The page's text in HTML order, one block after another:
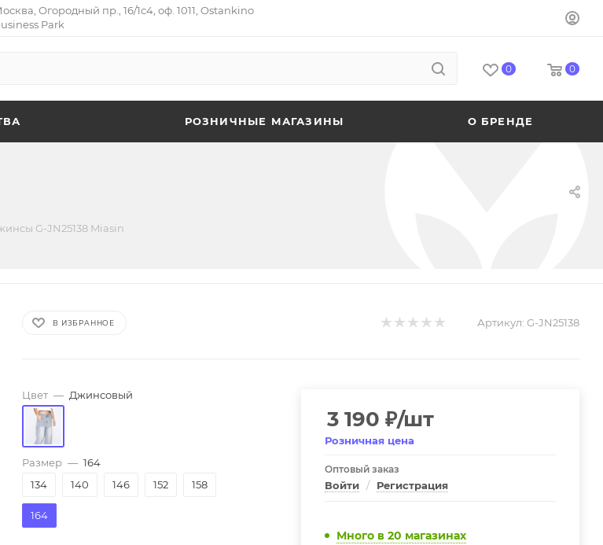
Огородный пр., 16/1с4, оф. 1011, Ostankino
Park
0 0
РОЗНИЧНЫЕ МАГАЗИНЫ О БРЕНДЕ
G-JN25138 Miasin
В ИЗБРАННОЕ Артикул: G-JN25138
Цвет — Джинсовый
Размер — 164
134
140 146 152 158
164
3 190 ₽/шт
Розничная цена
Оптовый заказ
Войти / Регистрация
Много в 20 магазинах